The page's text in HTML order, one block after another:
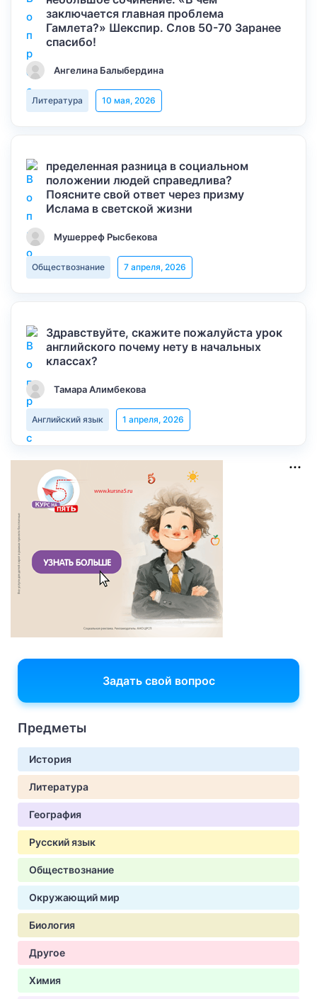
заключается главная проблема
Гамлета?» Шекспир. Слов 50-70 Заранее
спасибо!
Ангелина Балыбердина
Литература 10 мая, 2026
пределенная разница в социальном
положении людей справедлива?
Поясните свой ответ через призму
Ислама в светской жизни
Мушерреф Рысбекова
Обществознание 7 апреля, 2026
Здравствуйте, скажите пожалуйста урок
английского почему нету в начальных
классах?
Тамара Алимбекова
Английский язык 1 апреля, 2026
Задать свой вопрос
Предметы
История
Литература
География
Русский язык
Обществознание
Окружающий мир
Биология
Другое
Химия